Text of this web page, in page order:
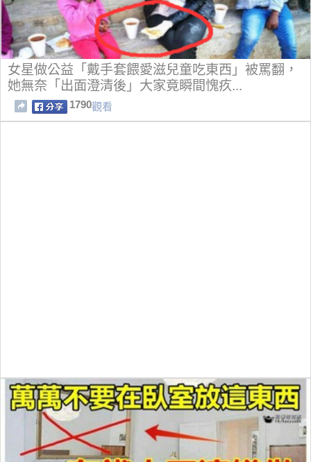
女星做公益「戴手套餵愛滋兒童吃東西」被罵翻，
她無奈「出面澄清後」大家竟瞬間愧疚...
1790觀看